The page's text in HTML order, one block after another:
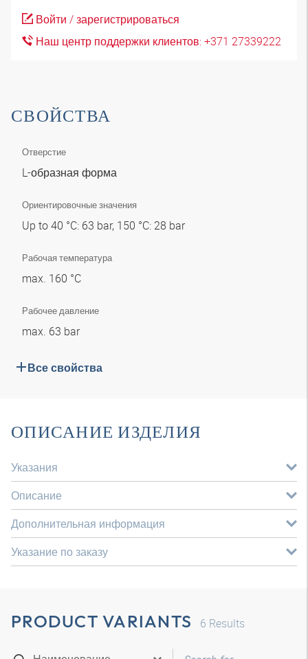
Войти / зарегистрироваться
Наш центр поддержки клиентов: +371 27339222
СВОЙСТВА
Отверстие
L-образная форма
Ориентировочные значения
Up to 40 °C: 63 bar, 150 °C: 28 bar
Рабочая температура
max. 160 °C
Рабочее давление
max. 63 bar
Все свойства
ОПИСАНИЕ ИЗДЕЛИЯ
Указания
Описание
Дополнительная информация
Указание по заказу
PRODUCT VARIANTS 6 Results